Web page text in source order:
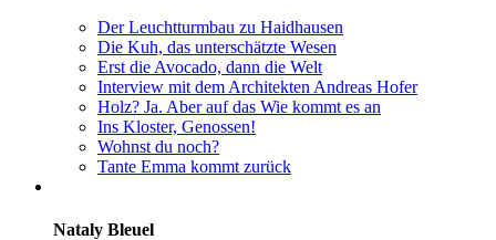
Der Leucht­turm­bau zu Haidhausen
Die Kuh, das unterschätzte Wesen
Erst die Avocado, dann die Welt
Interview mit dem Architekten Andreas Hofer
Holz? Ja. Aber auf das Wie kommt es an
Ins Kloster, Genossen!
Wohnst du noch?
Tante Emma kommt zurück
Nataly Bleuel